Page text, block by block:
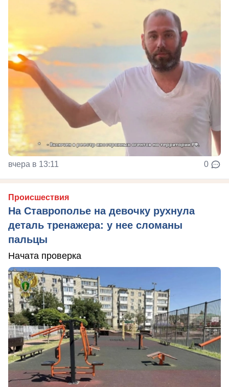
вчера в 13:11 0
Происшествия
На Ставрополье на девочку рухнула
деталь тренажера: у нее сломаны
пальцы
Начата проверка